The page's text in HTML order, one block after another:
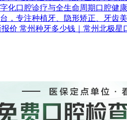
化口腔诊疗与全生命周期口腔健
，专注种植牙、隐形矫正、牙齿
价 常州种牙多少钱｜常州北极星